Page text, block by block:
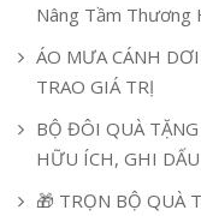
Nâng Tầm Thương
ÁO MƯA CÁNH
TRAO GIÁ TRỊ
BỘ ĐÔI QUÀ
HỮU ÍCH, GHI
🎁 TRỌN BỘ QUÀ